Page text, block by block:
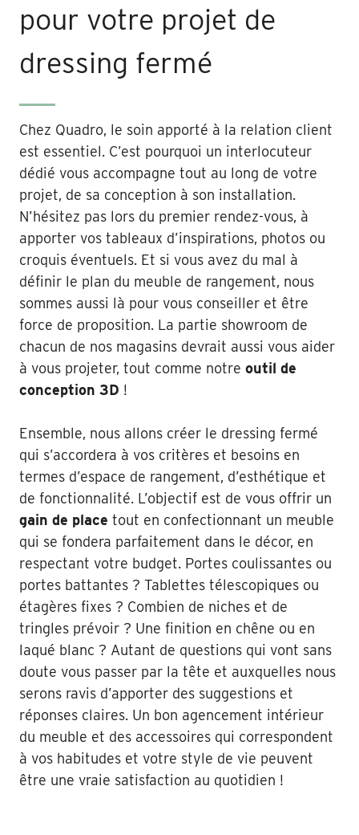
pour votre projet de
dressing fermé
Chez Quadro, le soin apporté à la relation client
est essentiel. C’est pourquoi un interlocuteur
dédié vous accompagne tout au long de votre
projet, de sa conception à son installation.
N’hésitez pas lors du premier rendez-vous, à
apporter vos tableaux d’inspirations, photos ou
croquis éventuels. Et si vous avez du mal à
définir le plan du meuble de rangement, nous
sommes aussi là pour vous conseiller et être
force de proposition. La partie showroom de
chacun de nos magasins devrait aussi vous aider
à vous projeter, tout comme notre outil de
conception 3D !
Ensemble, nous allons créer le dressing fermé
qui s’accordera à vos critères et besoins en
termes d’espace de rangement, d’esthétique et
de fonctionnalité. L’objectif est de vous offrir un
gain de place tout en confectionnant un meuble
qui se fondera parfaitement dans le décor, en
respectant votre budget. Portes coulissantes ou
portes battantes ? Tablettes télescopiques ou
étagères fixes ? Combien de niches et de
tringles prévoir ? Une finition en chêne ou en
laqué blanc ? Autant de questions qui vont sans
doute vous passer par la tête et auxquelles nous
serons ravis d’apporter des suggestions et
réponses claires. Un bon agencement intérieur
du meuble et des accessoires qui correspondent
à vos habitudes et votre style de vie peuvent
être une vraie satisfaction au quotidien !